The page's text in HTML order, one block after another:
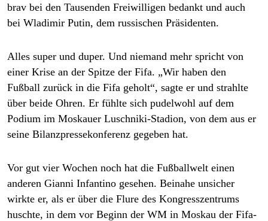
brav bei den Tausenden Freiwilligen bedankt und auch
bei Wladimir Putin, dem russischen Präsidenten.
Alles super und duper. Und niemand mehr spricht von
einer Krise an der Spitze der Fifa. „Wir haben den
Fußball zurück in die Fifa geholt“, sagte er und strahlte
über beide Ohren. Er fühlte sich pudelwohl auf dem
Podium im Moskauer Luschniki-Stadion, von dem aus er
seine Bilanzpressekonferenz gegeben hat.
Vor gut vier Wochen noch hat die Fußballwelt einen
anderen Gianni Infantino gesehen. Beinahe unsicher
wirkte er, als er über die Flure des Kongresszentrums
huschte, in dem vor Beginn der WM in Moskau der Fifa-